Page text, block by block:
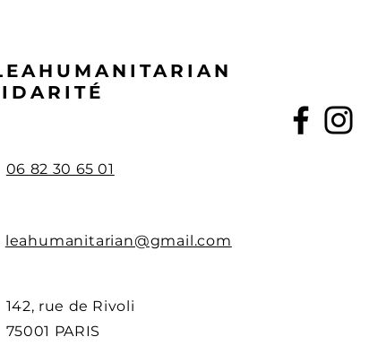
06 82 30 65 01
leahumanitarian@gmail.com
142, rue de Rivoli
75001 PARIS